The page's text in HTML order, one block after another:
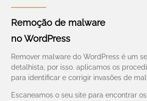
Remoção de malware
no WordPress
Remover malware do WordPress é um
detalhista, por isso. aplicamos os
para identificar e corrigir invasões de
Escaneamos o seu site para encontrar